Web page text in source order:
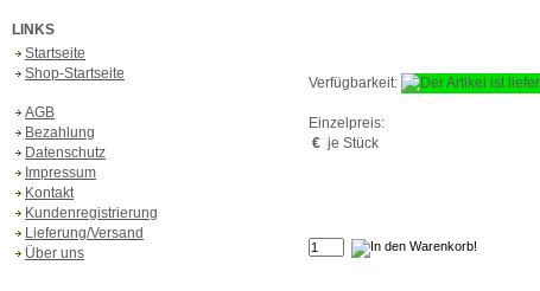
LINKS
Startseite
Shop-Startseite
AGB
Bezahlung
Datenschutz
Impressum
Kontakt
Kundenregistrierung
Lieferung/Versand
Über uns
Verfügbarkeit:
Einzelpreis:
€ je Stück